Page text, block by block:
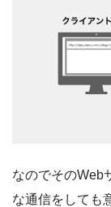
なのでそのWeb
な通信をしても